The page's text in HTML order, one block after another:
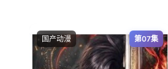
国产动漫 第07集